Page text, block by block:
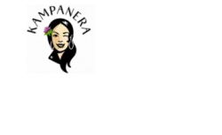
Saltar
contenido